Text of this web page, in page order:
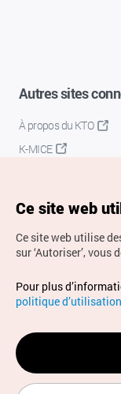
Autres sites
À propos du KTO
K-MICE
Droits d’auteur (c)
Tous droits réservés.
Pour les rapports
adressez vos
Ce site web
Ce site web utilise
sur ‘Autoriser’,
Pour plus
politique d’utilisation